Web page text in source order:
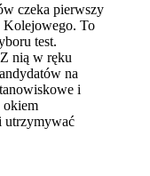
czeka pierwszy
Kolejowego. To
test.
nią w ręku
na
i
okiem
utrzymywać